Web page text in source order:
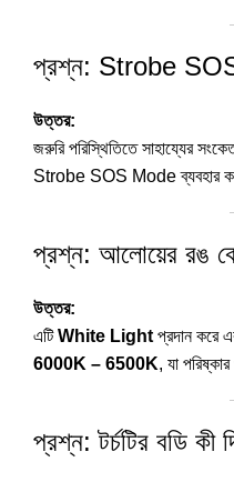
প্রশ্ন: Strobe
উত্তর:
জরুরি পরিস্থিতিতে সাহায্যের
Strobe SOS Mode ব্যবহার
প্রশ্ন: আলোয়ের রঙ
উত্তর:
এটিWhite Light প্রদান করে
6000K – 6500K, যা
প্রশ্ন: টর্চটির বডি কী